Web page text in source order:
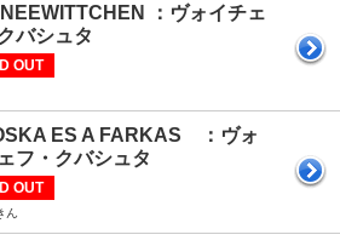
：ヴォイチェ
バシュタ
OUT
ES A FARKAS ：ヴォ
フ・クバシュタ
OUT
ん